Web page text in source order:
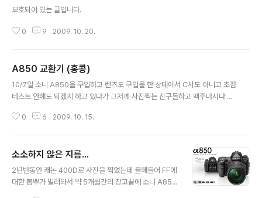
보호되어 있는 글입니다.
0 9 2009. 10. 20.
A850 교환기 (홍콩)
10/7일 소니 A850을 구입하고 렌즈도 구입을 한 상태에서 C사도 아니고 초점
테스트 안해도 되겠지 하고 있다가 그저께 사진찍는 친구들하고 맥주마시다 토
래서 어제 출근한김에 24-70, 70-200을 테스트하니 24-70은 후핀이라서
바디가 잘못되었는지 렌즈가 잘못되었는지 모르는 상태... 홍콩 소니 서비스센
터로 달려가서 문제점 설명... 우띠 들어갔다가 나오더니 문제가 없다고 하면서
미세조정을 켜고 조정을 했다고 한다...헐. 헐..헐... 방황의 VIP..
0 6 2009. 10. 15.
소소하지 않은 지름...
2년반동안 캐논 400D로 사진을 찍었는데 올해들어 FF에
대한 뽐뿌가 밀려와서 약 5개월간의 장고끝에 소니 A850